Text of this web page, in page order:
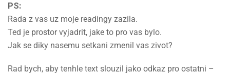
PS:
Rada z vas uz moje readingy zazila.
Ted je prostor vyjadrit, jake to pro vas bylo.
Jak se diky nasemu setkani zmenil vas zivot?
Rad bych, aby tenhle text slouzil jako odkaz pro ostatni –